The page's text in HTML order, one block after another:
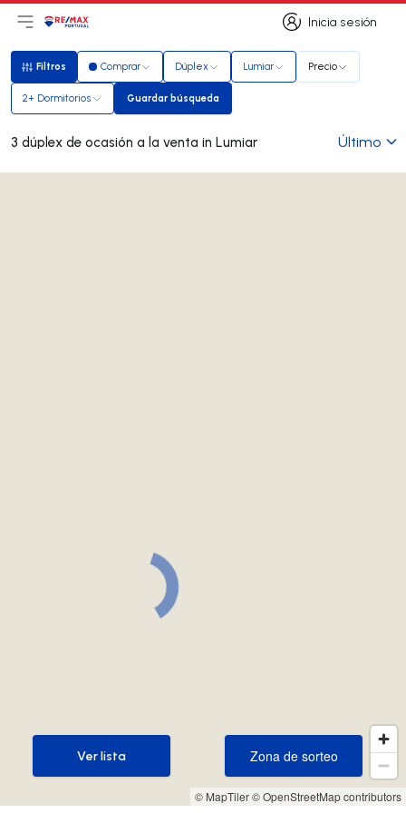
Inicia sesión
Inicia sesión
Abrir el menú principal
Logotipo
Filtros
Filtros Comprar Dúplex Lumiar Precio
2+ Dormitorios Guardar búsqueda
Guardar búsqueda
3 dúplex de ocasión a la venta in Lumiar Último
© MapTiler© OpenStreetMap contributors
Zona de sorteo
Zona de sorteo
Ver lista
Ver lista